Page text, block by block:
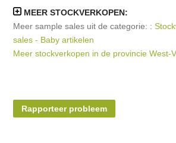
MEER STOCKVERKOPEN:
Meer sample sales uit de categorie: :
sales - Baby artikelen
Meer stockverkopen in de provincie West-
Rapporteer probleem